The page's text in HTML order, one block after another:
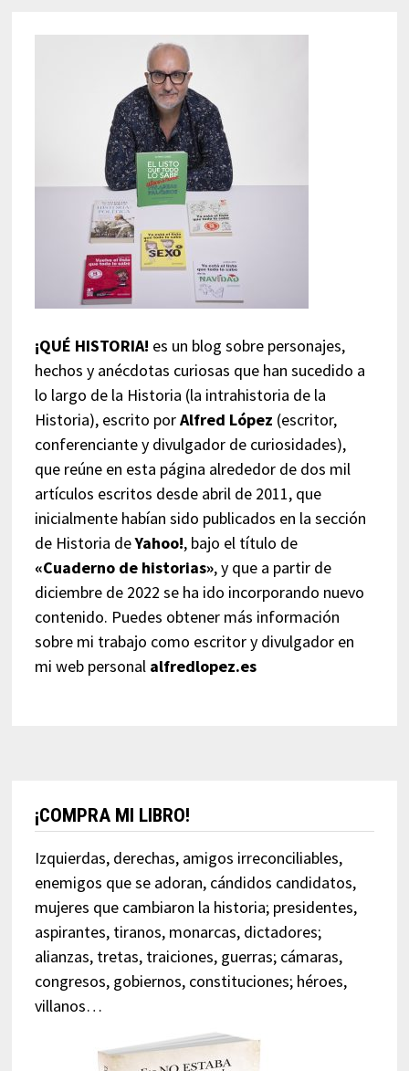
¡QUÉ HISTORIA! es un blog sobre personajes,
hechos y anécdotas curiosas que han sucedido a
lo largo de la Historia (la intrahistoria de la
Historia), escrito porAlfred López (escritor,
conferenciante y divulgador de curiosidades),
que reúne en esta página alrededor de dos mil
artículos escritos desde abril de 2011, que
inicialmente habían sido publicados en la sección
de Historia deYahoo!, bajo el título de
«Cuaderno de historias», y que a partir de
diciembre de 2022 se ha ido incorporando nuevo
contenido. Puedes obtener más información
sobre mi trabajo como escritor y divulgador en
mi web personal alfredlopez.es
¡COMPRA MI LIBRO!
Izquierdas, derechas, amigos irreconciliables,
enemigos que se adoran, cándidos candidatos,
mujeres que cambiaron la historia; presidentes,
aspirantes, tiranos, monarcas, dictadores;
alianzas, tretas, traiciones, guerras; cámaras,
congresos, gobiernos, constituciones; héroes,
villanos…